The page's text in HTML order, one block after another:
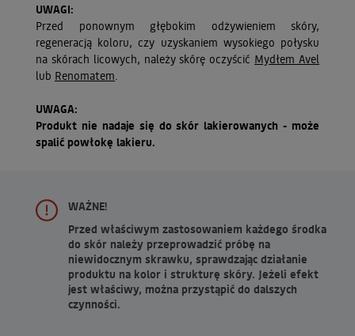
UWAGI:
Przed ponownym głębokim odżywieniem skóry,
regeneracją koloru, czy uzyskaniem wysokiego połysku
na skórach licowych, należy skórę oczyścić Mydłem Avel
lub Renomatem
UWAGA:
Produkt nie nadaje się do skór lakierowanych - może
spalić powłokę lakieru.
WAŻNE!
Przed właściwym zastosowaniem każdego środka
do skór należy przeprowadzić próbę na
niewidocznym skrawku, sprawdzając działanie
produktu na kolor i strukturę skóry. Jeżeli efekt
jest właściwy, można przystąpić do dalszych
czynności.